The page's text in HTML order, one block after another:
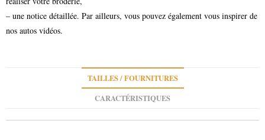
– une notice détaillée. Par ailleurs, vous pouvez également vous inspirer de
nos autos vidéos.
TAILLES / FOURNITURES
CARACTÉRISTIQUES